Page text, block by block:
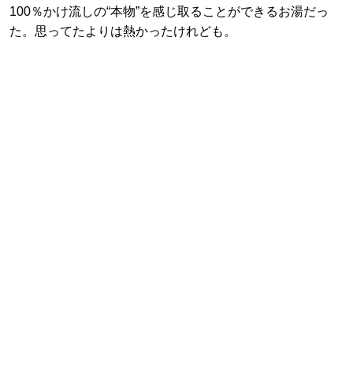
100％かけ流しの“本物”を感じ取ることができるお湯だっ
た。思ってたよりは熱かったけれども。